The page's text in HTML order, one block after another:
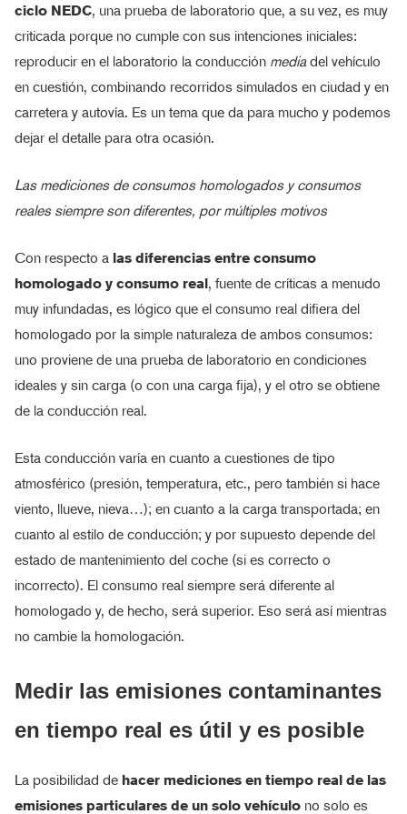
ciclo NEDC, una prueba de laboratorio que, a su vez, es muy
criticada porque no cumple con sus intenciones iniciales:
reproducir en el laboratorio la conducción mediadel vehículo
en cuestión, combinando recorridos simulados en ciudad y en
carretera y autovía. Es un tema que da para mucho y podemos
dejar el detalle para otra ocasión.
Las mediciones de consumos homologados y consumos
reales siempre son diferentes, por múltiples motivos
Con respecto a las diferencias entre consumo
homologado y consumo real, fuente de críticas a menudo
muy infundadas, es lógico que el consumo real difiera del
homologado por la simple naturaleza de ambos consumos:
uno proviene de una prueba de laboratorio en condiciones
ideales y sin carga (o con una carga fija), y el otro se obtiene
de la conducción real.
Esta conducción varía en cuanto a cuestiones de tipo
atmosférico (presión, temperatura, etc., pero también si hace
viento, llueve, nieva…); en cuanto a la carga transportada; en
cuanto al estilo de conducción; y por supuesto depende del
estado de mantenimiento del coche (si es correcto o
incorrecto). El consumo real siempre será diferente al
homologado y, de hecho, será superior. Eso será así mientras
no cambie la homologación.
Medir las emisiones contaminantes
en tiempo real es útil y es posible
La posibilidad de hacer mediciones en tiempo real de las
emisiones particulares de un solo vehículo no solo es